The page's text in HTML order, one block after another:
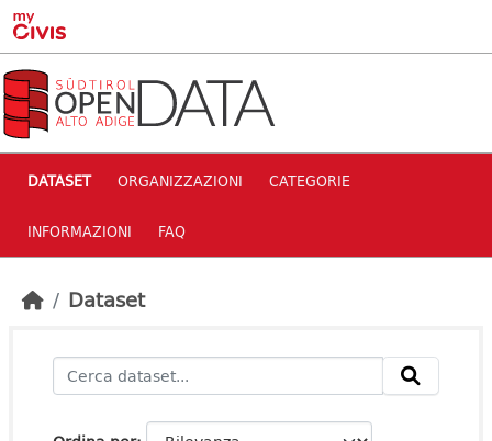
Skip to main content
DATASET ORGANIZZAZIONI CATEGORIE
INFORMAZIONI FAQ
Dataset